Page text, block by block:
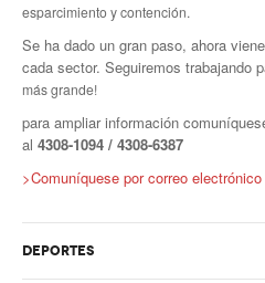
Obra social
Oschoca
Autoridades obra social
Clínicas de atención
Consultorios externos
esparcimiento y contención.
Se ha dado un gran paso, ahora
cada sector. Seguiremos trabajando
más grande!
para ampliar información
al 4308-1094 / 4308-6387
>Comuníquese por correo electrónico
DEPORTES